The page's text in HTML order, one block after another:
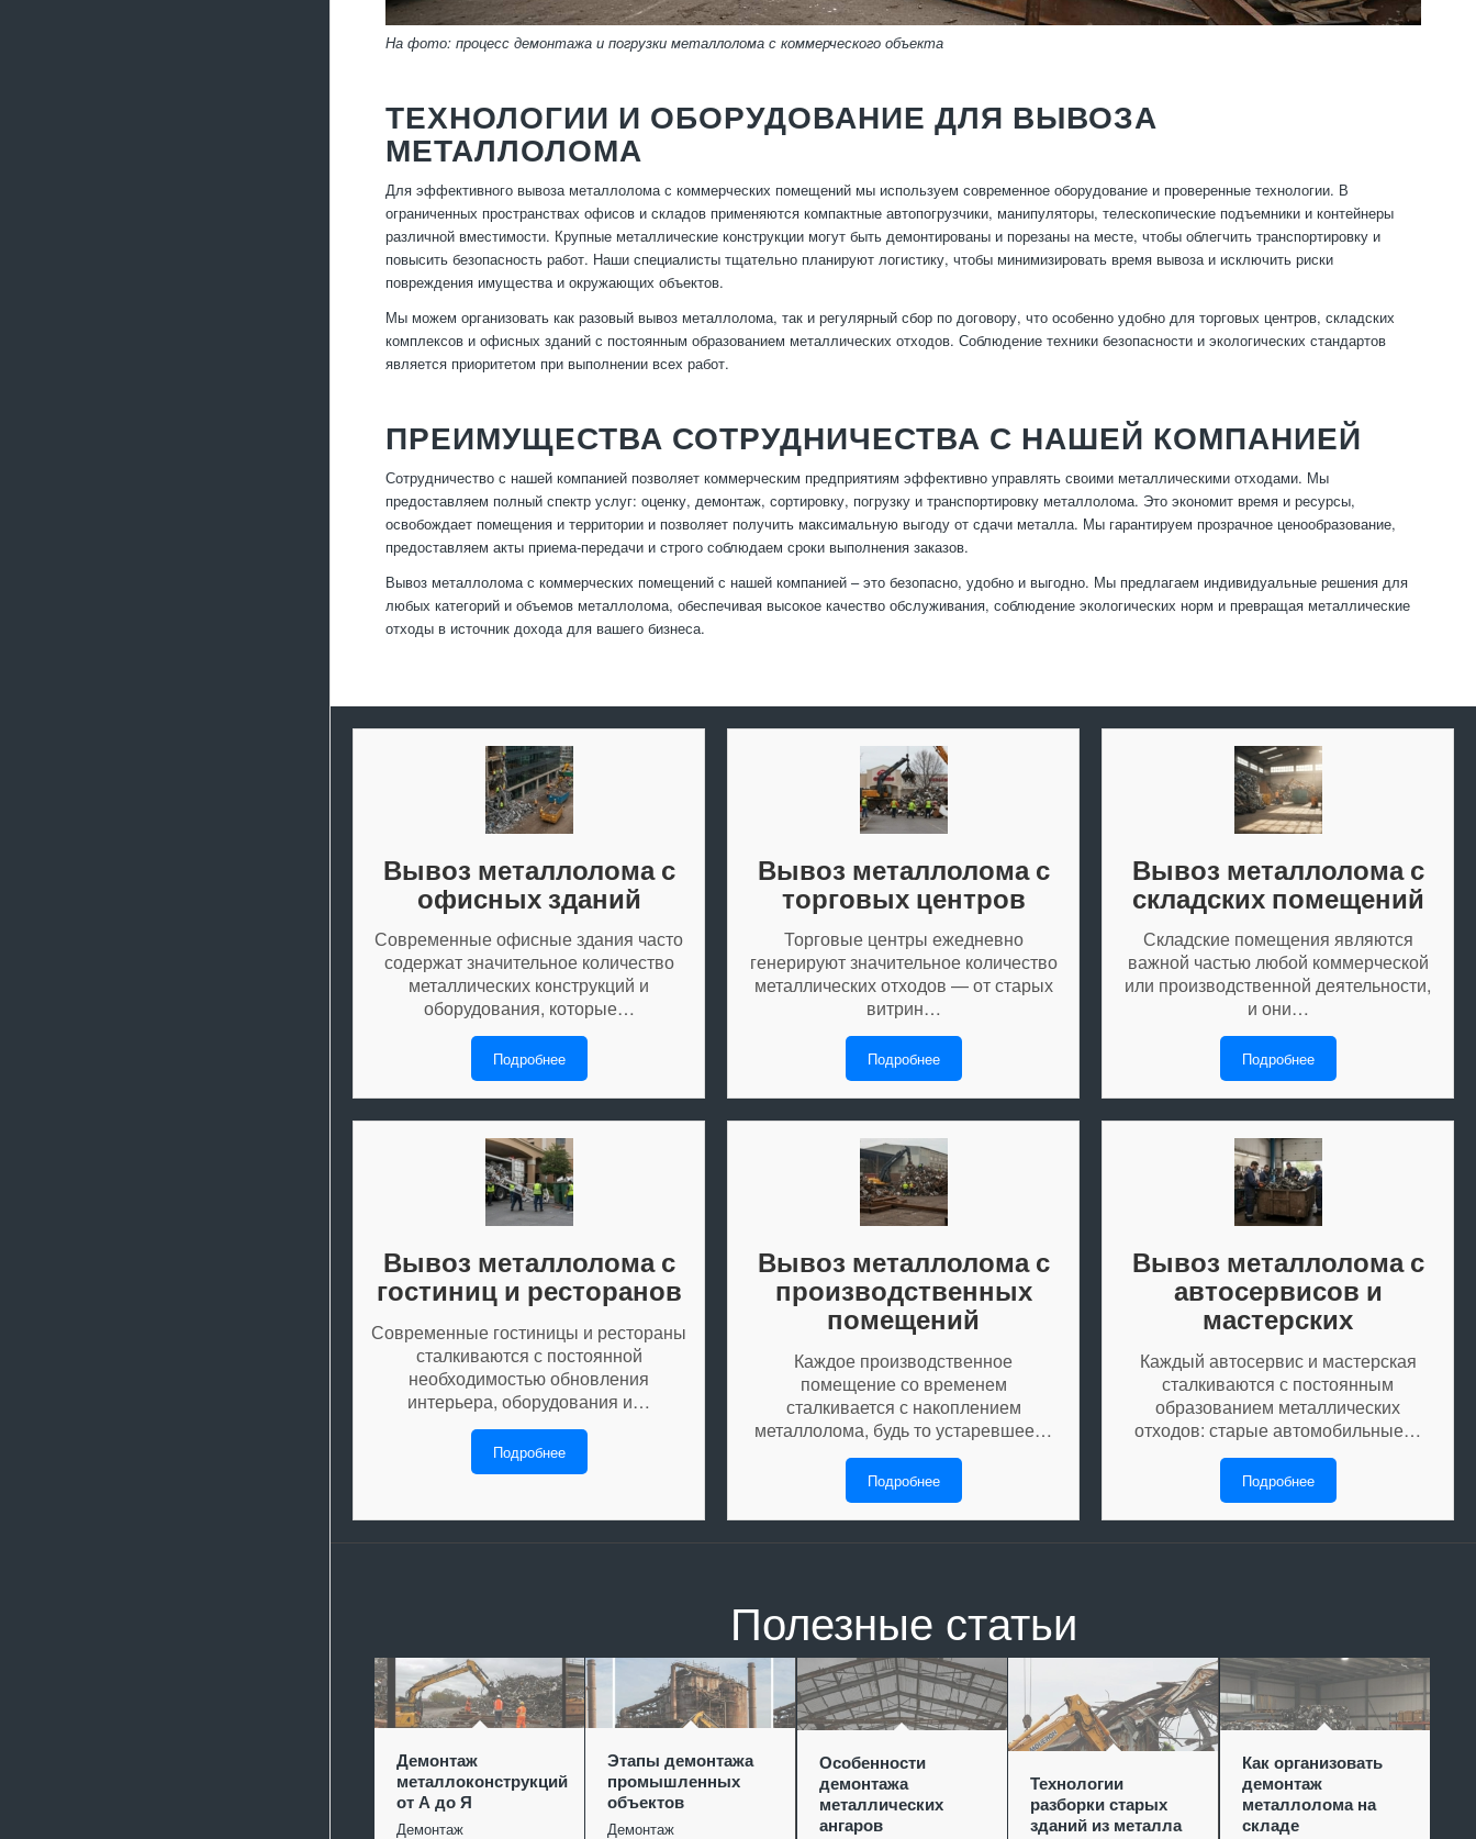
На фото: процесс демонтажа и погрузки металлолома с коммерческого объекта
ТЕХНОЛОГИИ И ОБОРУДОВАНИЕ ДЛЯ ВЫВОЗА
МЕТАЛЛОЛОМА
Для эффективного вывоза металлолома с коммерческих помещений мы используем современное оборудование и проверенные технологии. В
ограниченных пространствах офисов и складов применяются компактные автопогрузчики, манипуляторы, телескопические подъемники и контейнеры
различной вместимости. Крупные металлические конструкции могут быть демонтированы и порезаны на месте, чтобы облегчить транспортировку и
повысить безопасность работ. Наши специалисты тщательно планируют логистику, чтобы минимизировать время вывоза и исключить риски
повреждения имущества и окружающих объектов.
Мы можем организовать как разовый вывоз металлолома, так и регулярный сбор по договору, что особенно удобно для торговых центров, складских
комплексов и офисных зданий с постоянным образованием металлических отходов. Соблюдение техники безопасности и экологических стандартов
является приоритетом при выполнении всех работ.
ПРЕИМУЩЕСТВА СОТРУДНИЧЕСТВА С НАШЕЙ КОМПАНИЕЙ
Сотрудничество с нашей компанией позволяет коммерческим предприятиям эффективно управлять своими металлическими отходами. Мы
предоставляем полный спектр услуг: оценку, демонтаж, сортировку, погрузку и транспортировку металлолома. Это экономит время и ресурсы,
освобождает помещения и территории и позволяет получить максимальную выгоду от сдачи металла. Мы гарантируем прозрачное ценообразование,
предоставляем акты приема-передачи и строго соблюдаем сроки выполнения заказов.
Вывоз металлолома с коммерческих помещений с нашей компанией – это безопасно, удобно и выгодно. Мы предлагаем индивидуальные решения для
любых категорий и объемов металлолома, обеспечивая высокое качество обслуживания, соблюдение экологических норм и превращая металлические
отходы в источник дохода для вашего бизнеса.
Вывоз металлолома с
офисных зданий
Современные офисные здания часто
содержат значительное количество
металлических конструкций и
оборудования, которые…
Подробнее
Вывоз металлолома с
торговых центров
Торговые центры ежедневно
генерируют значительное количество
металлических отходов — от старых
витрин…
Подробнее
Вывоз металлолома с
складских помещений
Складские помещения являются
важной частью любой коммерческой
или производственной деятельности,
и они…
Подробнее
Вывоз металлолома с
гостиниц и ресторанов
Современные гостиницы и рестораны
сталкиваются с постоянной
необходимостью обновления
интерьера, оборудования и…
Подробнее
Вывоз металлолома с
производственных
помещений
Каждое производственное
помещение со временем
сталкивается с накоплением
металлолома, будь то устаревшее…
Подробнее
Вывоз металлолома с
автосервисов и
мастерских
Каждый автосервис и мастерская
сталкиваются с постоянным
образованием металлических
отходов: старые автомобильные…
Подробнее
Полезные статьи
Демонтаж
металлоконструкций
от А до Я
Демонтаж
Этапы демонтажа
промышленных
объектов
Демонтаж
Особенности
демонтажа
металлических
ангаров
Технологии
разборки старых
зданий из металла
Как организовать
демонтаж
металлолома на
складе